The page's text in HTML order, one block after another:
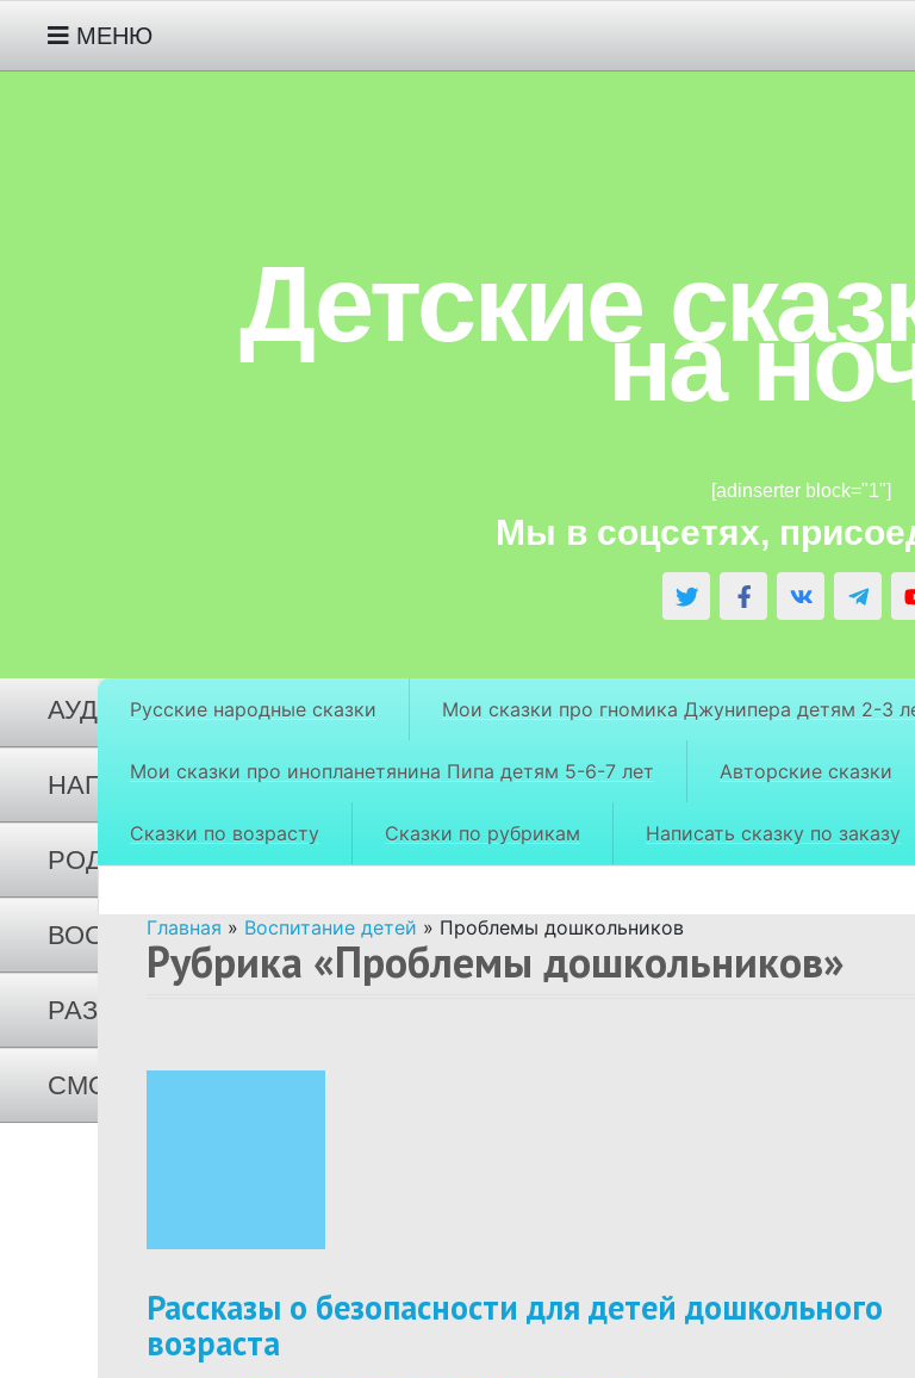
МЕНЮ
МОИ СКАЗКИ ПРО ЖИВОТНЫХ ДЕТЯМ 3-4-5 ЛЕТ
МОИ СКАЗКИ ПРО ИНОПЛАНЕТЯНИНА ПИПА ДЕТЯМ 5-6-7 ЛЕТ
АУДИОСКАЗКИ
НАПИСАТЬ СКАЗКУ ПО ЗАКАЗУ
РОДИТЕЛЯМ О ДЕТЯХ
ВОСПИТАНИЕ ДЕТЕЙ
РАЗВИТИЕ ДЕТЕЙ
СМОТРЕТЬ СПИСОК ВСЕХ СКАЗОК И СТАТЕЙ ПРО ДЕТЕЙ
Детскиена
[adinserter block="1"]
Мы в соцсетях,
Русские народные сказки Мои сказки про гномика Джунипера детям 2-3
Мои сказки про инопланетянина Пипа детям 5-6-7 лет Авторские сказки
Сказки по возрасту Сказки по рубрикам Написать сказку по заказу
Главная » Воспитание детей » Проблемы дошкольников
Рубрика «Проблемы дошкольников»
Рассказы о безопасности для детей дошкольного
возраста